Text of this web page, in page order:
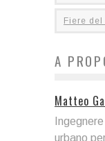
Fiere del
A
Matteo
urbano